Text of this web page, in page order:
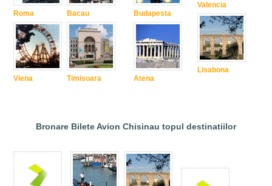
Roma
Viena
Bacau
Timisoara
Budapesta
Atena
Valencia
Lisabona
Bronare Bilete Avion Chisinau topul destinatiilor